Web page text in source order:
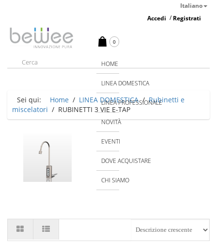
Italiano
Accedi / Registrati
0
HOME
LINEA DOMESTICA
LINEA PROFESSIONALE
NOVITÀ
EVENTI
DOVE ACQUISTARE
CHI SIAMO
Sei qui: Home / LINEA DOMESTICA/Rubinetti e
miscelatori / RUBINETTI 3 VIE E-TAP